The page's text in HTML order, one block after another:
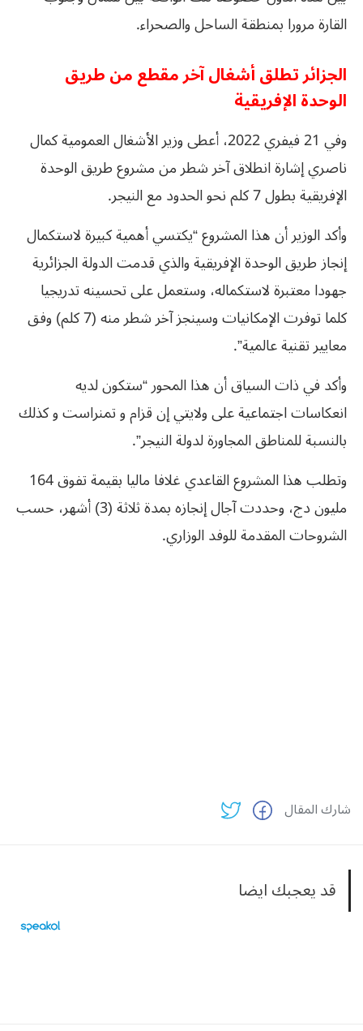
القارة مرورا بمنطقة الساحل والصحراء.
الجزائر تطلق أشغال آخر مقطع من طريق
الوحدة الإفريقية
وفي 21 فيفري 2022، أعطى وزير الأشغال العمومية كمال
ناصري إشارة انطلاق آخر شطر من مشروع طريق الوحدة
الإفريقية بطول 7 كلم نحو الحدود مع النيجر.
وأكد الوزير أن هذا المشروع “يكتسي أهمية كبيرة لاستكمال
إنجاز طريق الوحدة الإفريقية والذي قدمت الدولة الجزائرية
جهودا معتبرة لاستكماله، وستعمل على تحسينه تدريجيا
كلما توفرت الإمكانيات وسينجز آخر شطر منه (7 كلم) وفق
معايير تقنية عالمية”.
وأكد في ذات السياق أن هذا المحور “ستكون لديه
انعكاسات اجتماعية على ولايتي إن قزام و تمنراست و كذلك
بالنسبة للمناطق المجاورة لدولة النيجر”.
وتطلب هذا المشروع القاعدي غلافا ماليا بقيمة تفوق 164
مليون دج، وحددت آجال إنجازه بمدة ثلاثة (3) أشهر، حسب
الشروحات المقدمة للوفد الوزاري.
شارك المقال
قد يعجبك ايضا